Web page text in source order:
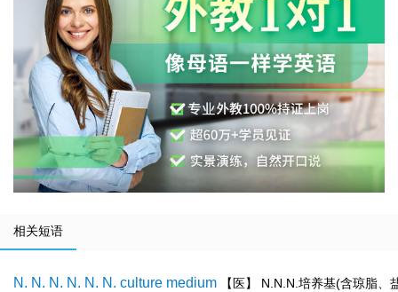
相关短语
N. N. N. N. N. N. culture medium 【医】 N.N.N.培养基(含琼脂